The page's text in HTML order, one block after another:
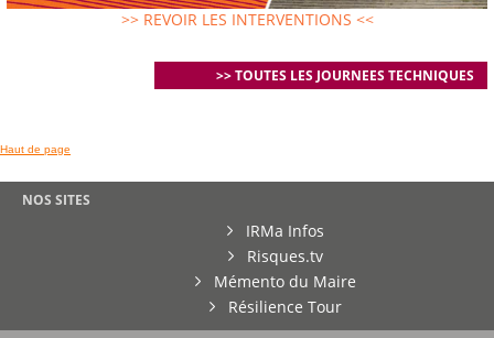
>> REVOIR LES INTERVENTIONS <<
>> TOUTES LES JOURNEES TECHNIQUES
Haut de page
NOS SITES
IRMa Infos
Risques.tv
Mémento du Maire
Résilience Tour